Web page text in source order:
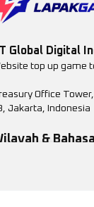
Global Digital
top up game
Office
Jakarta, Indonesia
& Bahasa